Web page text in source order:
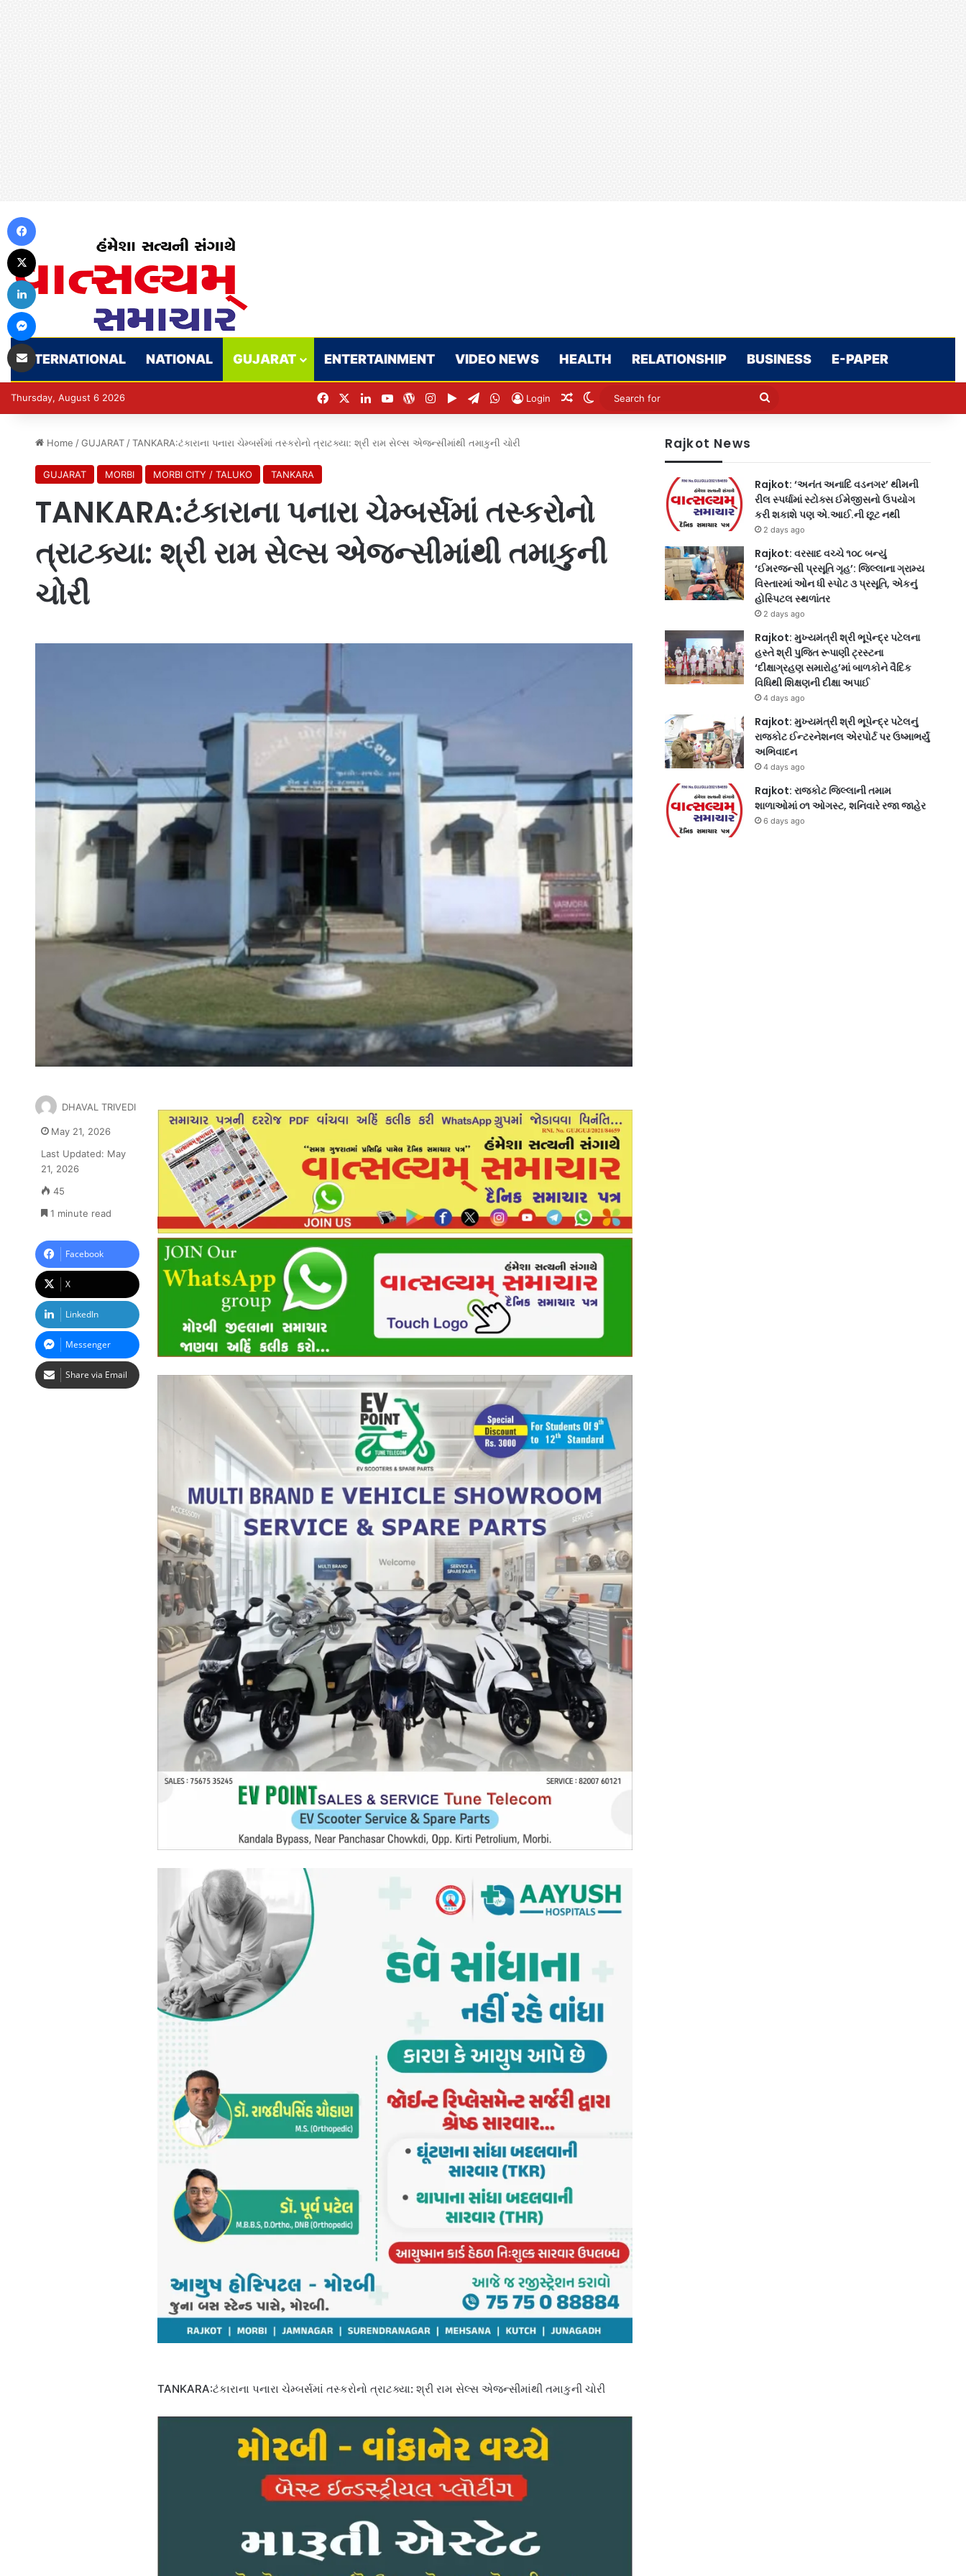
INTERNATIONAL NATIONAL GUJARAT ENTERTAINMENT VIDEO NEWS HEALTH RELATIONSHIP BUSINESS E-PAPER
Thursday, August 6 2026 FacebookLinkedInYouTubeWordPress
Instagram
Google Play
TelegramWhatsApp
Login Random Article
Switch skin
Search
Home / GUJARAT / TANKARA:ટંકારાના પનારા ચેમ્બર્સમાં તસ્કરોનો ત્રાટક્યા: શ્રી રામ સેલ્સ એજન્સીમાંથી તમાકુની ચોરી
GUJARAT MORBI MORBI CITY / TALUKO TANKARA
TANKARA:ટંકારાના પનારા ચેમ્બર્સમાં તસ્કરોનો
ત્રાટક્યા: શ્રી રામ સેલ્સ એજન્સીમાંથી તમાકુની
ચોરી
TANKARA:ટંકારાના પનારા ચેમ્બર્સમાં તસ્કરોનો ત્રાટક્યા: શ્રી રામ સેલ્સ એજન્સીમાંથી તમાકુની ચોરી
DHAVAL TRIVEDI
May 21, 2026
Last Updated: May
21, 2026
45
1 minute read
Facebook
X
LinkedIn
Messenger
Share via Email
Rajkot News
Rajkot: ‘અનંત અનાદિ વડનગર’ થીમની
રીલ સ્પર્ધામાં સ્ટોક્સ ઈમેજીસનો ઉપયોગ
કરી શકાશે પણ એ.આઈ.ની છૂટ નથી
2 days ago
Rajkot: વરસાદ વચ્ચે ૧૦૮ બન્યું
‘ઈમરજન્સી પ્રસૂતિ ગૃહ’: જિલ્લાના ગ્રામ્ય
વિસ્તારમાં ઓન ધી સ્પોટ ૩ પ્રસૂતિ, એકનું
હોસ્પિટલ સ્થળાંતર
2 days ago
Rajkot: મુખ્યમંત્રી શ્રી ભૂપેન્દ્ર પટેલના
હસ્તે શ્રી પુજિત રૂપાણી ટ્રસ્ટના
‘દીક્ષાગ્રહણ સમારોહ’માં બાળકોને વૈદિક
વિધિથી શિક્ષણની દીક્ષા અપાઈ
4 days ago
Rajkot: મુખ્યમંત્રી શ્રી ભૂપેન્દ્ર પટેલનું
રાજકોટ ઈન્ટરનેશનલ એરપોર્ટ પર ઉષ્માભર્યું
અભિવાદન
4 days ago
Rajkot: રાજકોટ જિલ્લાની તમામ
શાળાઓમાં ૦૧ ઓગસ્ટ, શનિવારે રજા જાહેર
6 days ago
LinkedIn